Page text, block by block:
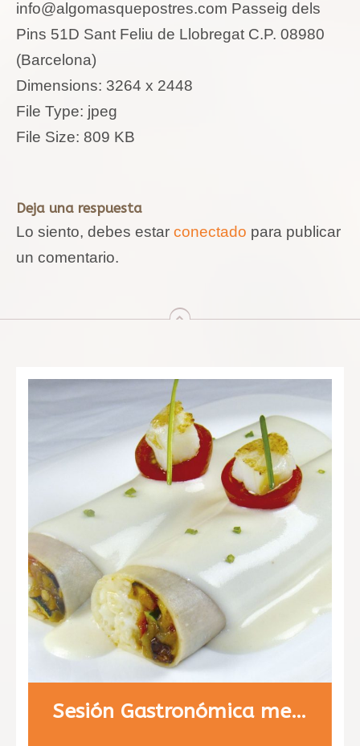
info@algomasquepostres.com Passeig dels
Pins 51D Sant Feliu de Llobregat C.P. 08980
(Barcelona)
Dimensions: 3264 x 2448
File Type: jpeg
File Size: 809 KB
Deja una respuesta
Lo siento, debes estar conectado para publicar
un comentario.
arriba
Sesión Gastronómica menú 2